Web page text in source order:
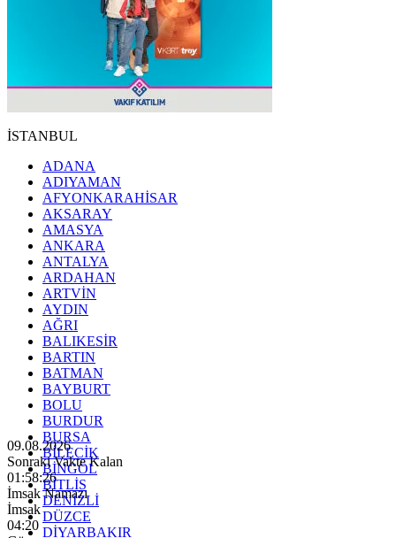
İSTANBUL
ADANA
ADIYAMAN
AFYONKARAHİSAR
AKSARAY
AMASYA
ANKARA
ANTALYA
ARDAHAN
ARTVİN
AYDIN
AĞRI
BALIKESİR
BARTIN
BATMAN
BAYBURT
BOLU
BURDUR
BURSA
BİLECİK
BİNGÖL
BİTLİS
DENİZLİ
DÜZCE
DİYARBAKIR
09.08.2026
Sonraki Vakte Kalan
01:58:24
İmsak Namazı
İmsak
04:20